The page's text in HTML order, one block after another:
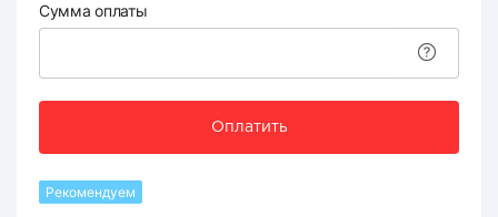
Сумма оплаты
Оплатить
Рекомендуем